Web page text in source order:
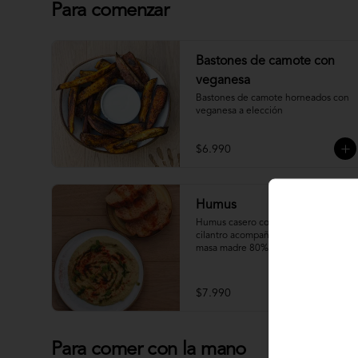
Para comenzar
Bastones de camote con
veganesa
Bastones de camote horneados con
veganesa a elección
$6.990
Humus
Humus casero con un toque de
cilantro acompañado de pan de
masa madre 80% integral.
$7.990
Para comer con la mano